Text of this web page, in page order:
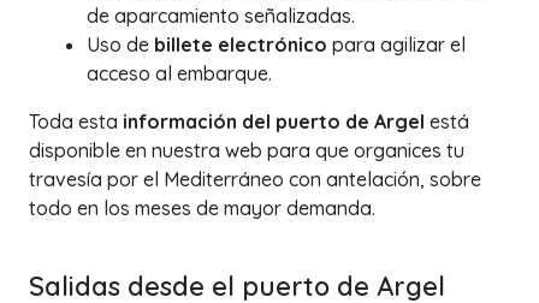
de aparcamiento señalizadas.
Uso de billete electrónico para agilizar el
acceso al embarque.
Toda esta información del puerto de Argel está
disponible en nuestra web para que organices tu
travesía por el Mediterráneo con antelación, sobre
todo en los meses de mayor demanda.
Salidas desde el puerto de Argel